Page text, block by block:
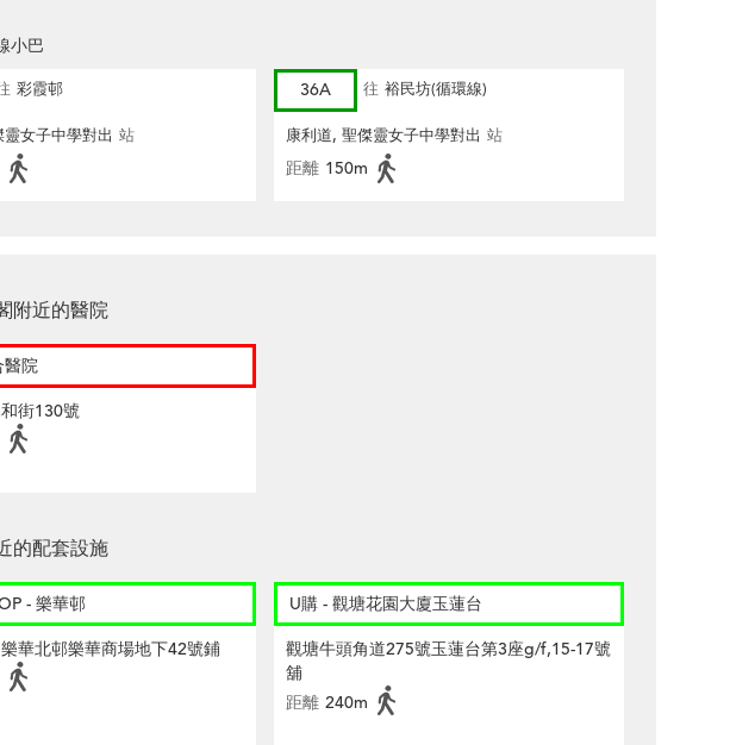
小巴
彩霞邨
女子中學對出 站
36A 往 裕民坊(循環線)
康利道, 聖傑靈女子中學對出 站
距離 150m
附近的醫院
醫院
街130號
的配套設施
- 樂華邨
華北邨樂華商場地下42號鋪
U購 - 觀塘花園大廈玉蓮台
觀塘牛頭角道275號玉蓮台第3座g/f,15-17號
舖
距離 240m